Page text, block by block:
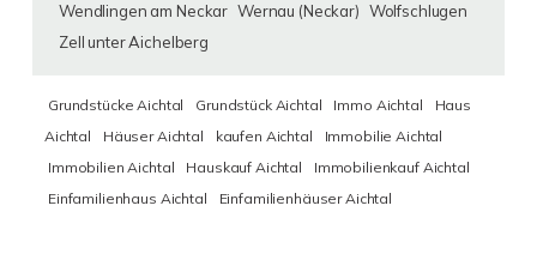
Wendlingen am Neckar Wernau (Neckar) Wolfschlugen
Zell unter Aichelberg
Grundstücke Aichtal Grundstück Aichtal Immo Aichtal
Haus
Aichtal
Häuser Aichtal kaufen Aichtal
Immobilie Aichtal
Immobilien Aichtal
Hauskauf Aichtal
Immobilienkauf Aichtal
Einfamilienhaus Aichtal
Einfamilienhäuser Aichtal